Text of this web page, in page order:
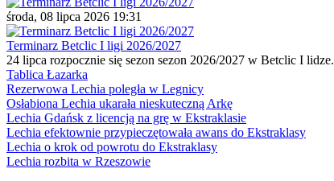
środa, 08 lipca 2026 19:31
Terminarz Betclic I ligi 2026/2027
24 lipca rozpocznie się sezon sezon 2026/2027 w Betclic I lidze.
Tablica Łazarka
Rezerwowa Lechia poległa w Legnicy
Osłabiona Lechia ukarała nieskuteczną Arkę
Lechia Gdańsk z licencją na grę w Ekstraklasie
Lechia efektownie przypieczętowała awans do Ekstraklasy
Lechia o krok od powrotu do Ekstraklasy
Lechia rozbita w Rzeszowie